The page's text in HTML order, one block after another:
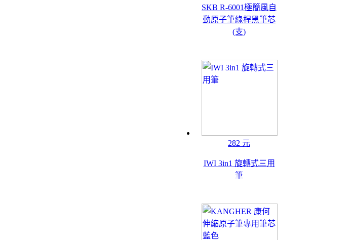
SKB R-6001極簡風自
動原子筆綠桿黑筆芯
(支)
282 元
IWI 3in1 旋轉式三用
筆